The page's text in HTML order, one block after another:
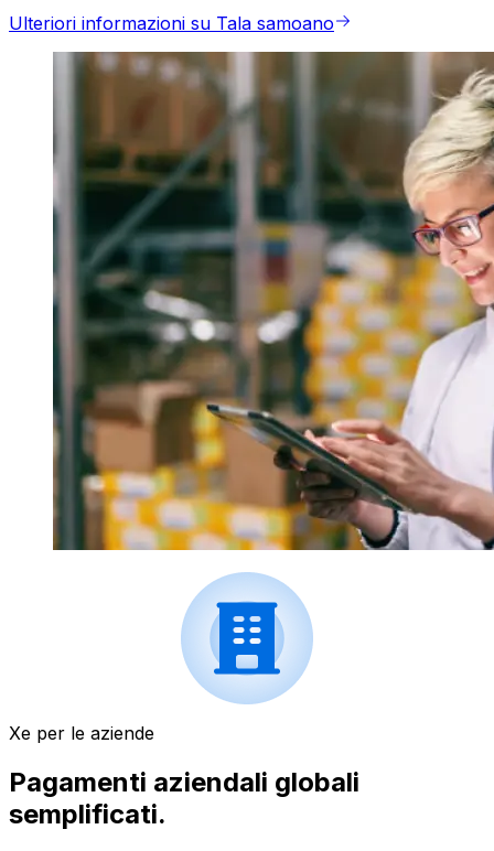
Ulteriori informazioni su Tala samoano
Xe per le aziende
Pagamenti aziendali globali
semplificati.